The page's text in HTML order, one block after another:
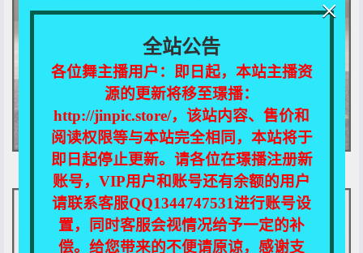
全站公告
各位舞主播用户：即日起，本站主播资
源的更新将移至璟播：
http://jinpic.store/，该站内容、售价和
阅读权限等与本站完全相同，本站将于
即日起停止更新。请各位在璟播注册新
账号，VIP用户和账号还有余额的用户
请联系客服QQ1344747531进行账号设
置，同时客服会视情况给予一定的补
偿。给您带来的不便请原谅，感谢支
×